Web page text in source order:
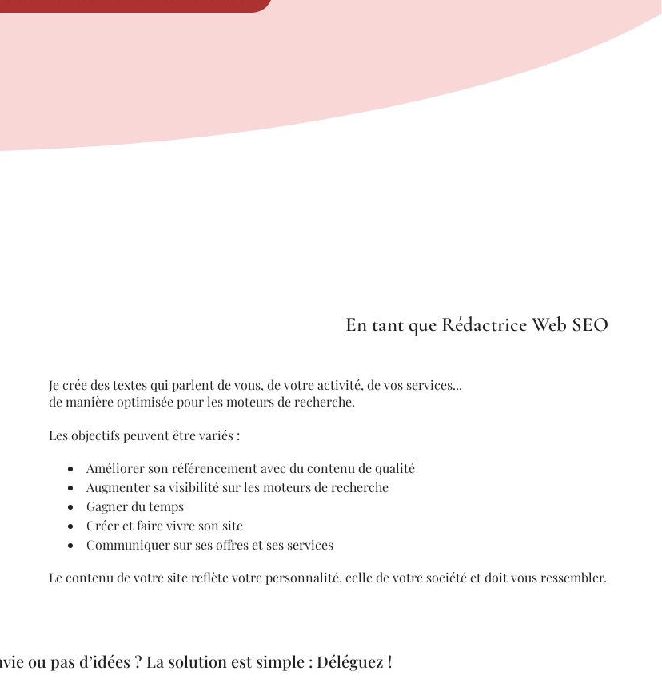
de manière optimisée pour les moteurs de recherche.
Augmenter sa visibilité sur les moteurs de recherche
Gagner du temps
Créer et faire vivre son site
Communiquer sur ses offres et ses services